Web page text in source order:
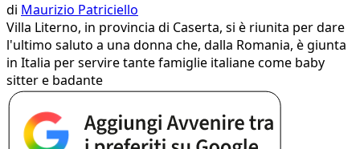
di Maurizio Patriciello
Villa Literno, in provincia di Caserta, si è riunita per dare
l'ultimo saluto a una donna che, dalla Romania, è giunta
in Italia per servire tante famiglie italiane come baby
sitter e badante